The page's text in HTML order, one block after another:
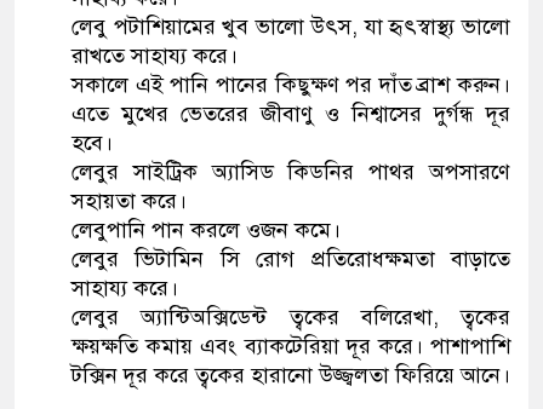
লেবু পটাশিয়ামের খুব ভালো উৎস, যা হৃৎস্বাস্থ্য ভালো
রাখতে সাহায্য করে।
সকালে এই পানি পানের কিছুক্ষণ পর দাঁত ব্রাশ করুন।
এতে মুখের ভেতরের জীবাণু ও নিশ্বাসের দুর্গন্ধ দূর
হবে।
লেবুর সাইট্রিক অ্যাসিড কিডনির পাথর অপসারণে
সহায়তা করে।
লেবুপানি পান করলে ওজন কমে।
লেবুর ভিটামিন সি রোগ প্রতিরোধক্ষমতা বাড়াতে
সাহায্য করে।
লেবুর অ্যান্টিঅক্সিডেন্ট ত্বকের বলিরেখা, ত্বকের
ক্ষয়ক্ষতি কমায় এবং ব্যাকটেরিয়া দূর করে। পাশাপাশি
টক্সিন দূর করে ত্বকের হারানো উজ্জ্বলতা ফিরিয়ে আনে।